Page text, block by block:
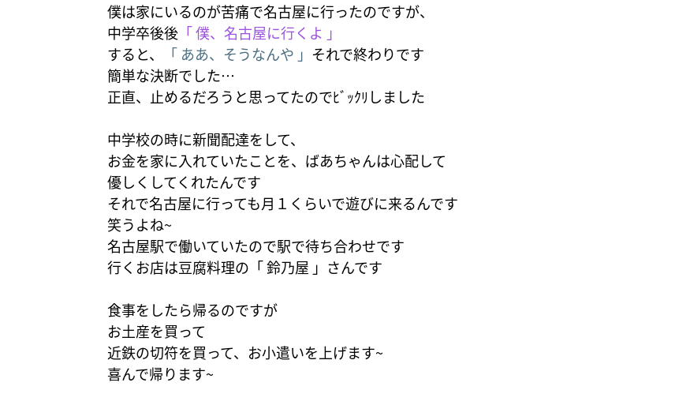
僕は家にいるのが苦痛で名古屋に行ったのですが、
中学卒後後 「 僕、名古屋に行くよ 」
すると、
「 ああ、そうなんや 」 それで終わりです
簡単な決断でした…
正直、止めるだろうと思ってたのでﾋﾞｯｸﾘしました
中学校の時に新聞配達をして、
お金を家に入れていたことを、ばあちゃんは心配して
優しくしてくれたんです
それで名古屋に行っても月１くらいで遊びに来るんです
笑うよね~
名古屋駅で働いていたので駅で待ち合わせです
行くお店は豆腐料理の「 鈴乃屋 」さんです
食事をしたら帰るのですが
お土産を買って
近鉄の切符を買って、お小遣いを上げます~
喜んで帰ります~